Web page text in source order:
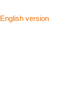
English version